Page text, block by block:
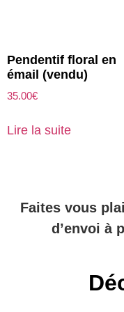
Pendentif floral en
émail (vendu)
35.00€
Lire la suite
Faites vous
d’envoi à